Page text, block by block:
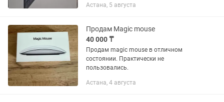
Превращает iPad в полноценный
Астана, 5 августа
Продам Magic mouse
40 000 ₸
Продам magic mouse в отличном
состоянии. Практически не
пользовались.
Астана, 4 августа